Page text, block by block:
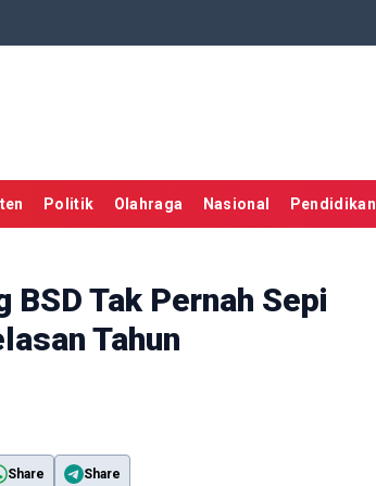
Politik Olahraga Nasional Pendidikan
Tak Pernah Sepi
Tahun
Share Share